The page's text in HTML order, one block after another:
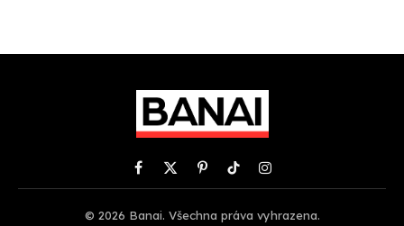
Facebook
X
(Twitter)
PinterestTikTokInstagram
© 2026 Banai. Všechna práva vyhrazena.